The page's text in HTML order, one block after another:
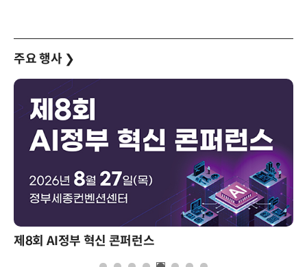
주요 행사 ❯
제8회 AI정부 혁신 콘퍼런스